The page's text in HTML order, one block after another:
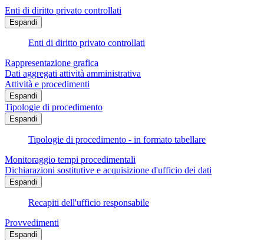
Enti di diritto privato controllati
Espandi
Enti di diritto privato controllati
Rappresentazione grafica
Dati aggregati attività amministrativa
Attività e procedimenti
Espandi
Tipologie di procedimento
Espandi
Tipologie di procedimento - in formato tabellare
Monitoraggio tempi procedimentali
Dichiarazioni sostitutive e acquisizione d'ufficio dei dati
Espandi
Recapiti dell'ufficio responsabile
Provvedimenti
Espandi